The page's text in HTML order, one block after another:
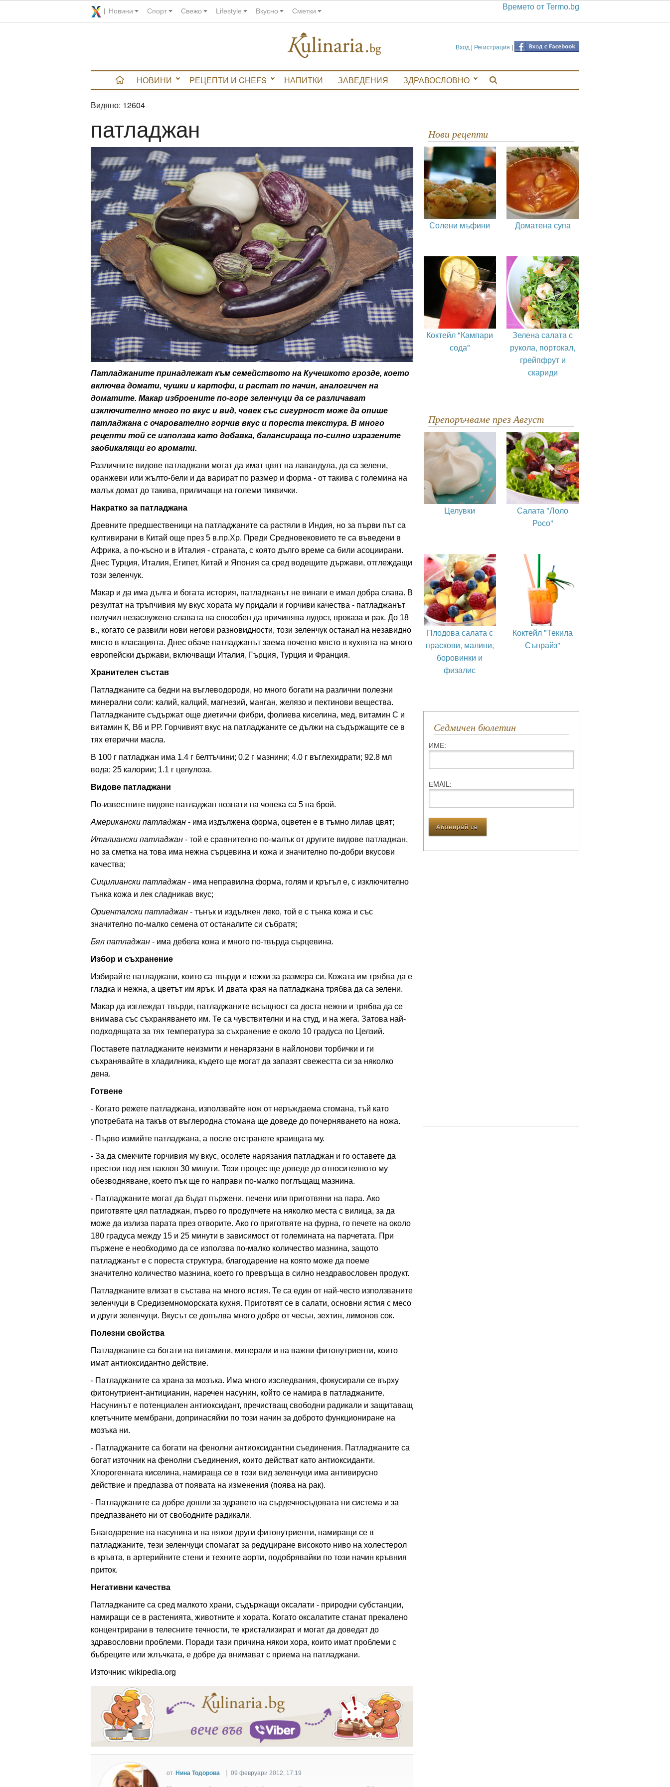
Новини Спорт Свежо Lifestyle Вкусно Сметки Времето от Termo.bg
Вход | Регистрация |
НОВИНИ РЕЦЕПТИ И CHEFS НАПИТКИ ЗАВЕДЕНИЯ ЗДРАВОСЛОВНО
Видяно: 12604
патладжан
Патладжаните принадлежат към семейството на Кучешкото грозде, което
включва домати, чушки и картофи, и растат по начин, аналогичен на
доматите. Макар изброените по-горе зеленчуци да се различават
изключително много по вкус и вид, човек със сигурност може да опише
патладжана с очарователно горчив вкус и пореста текстура. В много
рецепти той се използва като добавка, балансираща по-силно изразените
заобикалящи го аромати.
Различните видове патладжани могат да имат цвят на лавандула, да са зелени,
оранжеви или жълто-бели и да варират по размер и форма - от такива с големина на
малък домат до такива, приличащи на големи тиквички.
Накратко за патладжана
Древните предшественици на патладжаните са растяли в Индия, но за първи път са
култивирани в Китай още през 5 в.пр.Хр. Преди Средновековието те са въведени в
Африка, а по-късно и в Италия - страната, с която дълго време са били асоциирани.
Днес Турция, Италия, Египет, Китай и Япония са сред водещите държави, отглеждащи
този зеленчук.
Макар и да има дълга и богата история, патладжанът не винаги е имал добра слава. В
резултат на тръпчивия му вкус хората му придали и горчиви качества - патладжанът
получил незаслужено славата на способен да причинява лудост, проказа и рак. До 18
в., когато се развили нови негови разновидности, този зеленчук останал на незавидно
място в класацията. Днес обаче патладжанът заема почетно място в кухнята на много
европейски държави, включващи Италия, Гърция, Турция и Франция.
Хранителен състав
Патладжаните са бедни на въглеводороди, но много богати на различни полезни
минерални соли: калий, калций, магнезий, манган, желязо и пектинови вещества.
Патладжаните съдържат още диетични фибри, фолиева киселина, мед, витамин С и
витамин К, В6 и РР. Горчивият вкус на патладжаните се дължи на съдържащите се в
тях етерични масла.
В 100 г патладжан има 1.4 г белтъчини; 0.2 г мазнини; 4.0 г въглехидрати; 92.8 мл
вода; 25 калории; 1.1 г целулоза.
Видове патладжани
По-известните видове патладжан познати на човека са 5 на брой.
Американски патладжан - има издължена форма, оцветен е в тъмно лилав цвят;
Италиански патладжан - той е сравнително по-малък от другите видове патладжан,
но за сметка на това има нежна сърцевина и кожа и значително по-добри вкусови
качества;
Сицилиански патладжан - има неправилна форма, голям и кръгъл е, с изключително
тънка кожа и лек сладникав вкус;
Ориенталски патладжан - тънък и издължен леко, той е с тънка кожа и със
значително по-малко семена от останалите си събратя;
Бял патладжан - има дебела кожа и много по-твърда сърцевина.
Избор и съхранение
Избирайте патладжани, които са твърди и тежки за размера си. Кожата им трябва да е
гладка и нежна, а цветът им ярък. И двата края на патладжана трябва да са зелени.
Макар да изглеждат твърди, патладжаните всъщност са доста нежни и трябва да се
внимава със съхраняването им. Те са чувствителни и на студ, и на жега. Затова най-
подходящата за тях температура за съхранение е около 10 градуса по Целзий.
Поставете патладжаните неизмити и ненарязани в найлонови торбички и ги
съхранявайте в хладилника, където ще могат да запазят свежестта си за няколко
дена.
Готвене
- Когато режете патладжана, използвайте нож от неръждаема стомана, тъй като
употребата на такъв от въглеродна стомана ще доведе до почерняването на ножа.
- Първо измийте патладжана, а после отстранете краищата му.
- За да смекчите горчивия му вкус, осолете нарязания патладжан и го оставете да
престои под лек наклон 30 минути. Този процес ще доведе до относителното му
обезводняване, което пък ще го направи по-малко поглъщащ мазнина.
- Патладжаните могат да бъдат пържени, печени или приготвяни на пара. Ако
приготвяте цял патладжан, първо го продупчете на няколко места с вилица, за да
може да излиза парата през отворите. Ако го приготвяте на фурна, го печете на около
180 градуса между 15 и 25 минути в зависимост от големината на парчетата. При
пържене е необходимо да се използва по-малко количество мазнина, защото
патладжанът е с пореста структура, благодарение на която може да поеме
значително количество мазнина, което го превръща в силно нездравословен продукт.
Патладжаните влизат в състава на много ястия. Те са един от най-често използваните
зеленчуци в Средиземноморската кухня. Приготвят се в салати, основни ястия с месо
и други зеленчуци. Вкусът се допълва много добре от чесън, зехтин, лимонов сок.
Полезни свойства
Патладжаните са богати на витамини, минерали и на важни фитонутриенти, които
имат антиоксидантно действие.
- Патладжаните са храна за мозъка. Има много изследвания, фокусирали се върху
фитонутриент-антицианин, наречен насунин, който се намира в патладжаните.
Насунинът е потенциален антиоксидант, пречистващ свободни радикали и защитаващ
клетъчните мембрани, допринасяйки по този начин за доброто функциониране на
мозъка ни.
- Патладжаните са богати на фенолни антиоксидантни съединения. Патладжаните са
богат източник на фенолни съединения, които действат като антиоксиданти.
Хлорогенната киселина, намираща се в този вид зеленчуци има антивирусно
действие и предпазва от появата на изменения (поява на рак).
- Патладжаните са добре дошли за здравето на сърдечносъдовата ни система и за
предпазването ни от свободните радикали.
Благодарение на насунина и на някои други фитонутриенти, намиращи се в
патладжаните, тези зеленчуци спомагат за редуциране високото ниво на холестерол
в кръвта, в артерийните стени и техните аорти, подобрявайки по този начин кръвния
приток.
Негативни качества
Патладжаните са сред малкото храни, съдържащи оксалати - природни субстанции,
намиращи се в растенията, животните и хората. Когато оксалатите станат прекалено
концентрирани в телесните течности, те кристализират и могат да доведат до
здравословни проблеми. Поради тази причина някои хора, които имат проблеми с
бъбреците или жлъчката, е добре да внимават с приема на патладжани.
Източник: wikipedia.org
от Нина Тодорова 09 февруари 2012, 17:19
Нови рецепти
Солени мъфини Доматена супа
Коктейл "Кампари
сода"
Зелена салата с
рукола, портокал,
грейпфрут и
скариди
Препоръчваме през Август
Целувки
Салата "Лоло
Росо"
Плодова салата с
праскови, малини,
боровинки и
физалис
Коктейл "Текила
Сънрайз"
Седмичен бюлетин
ИМЕ:
ЕMAIL: